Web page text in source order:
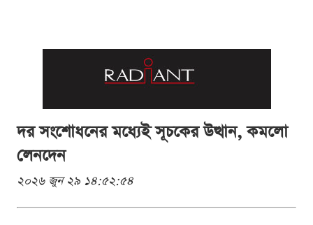
দর সংশোধনের মধ্যেই সূচকের উত্থান, কমলো
লেনদেন
২০২৬ জুন ২৯ ১৪:৫২:৫৪